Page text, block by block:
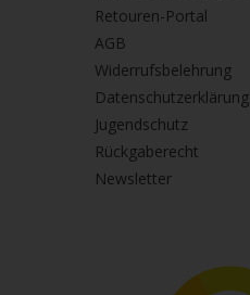
Retouren-Portal
AGB
Widerrufsbelehrung
Datenschutzerklärung
Jugendschutz
Rückgaberecht
Newsletter